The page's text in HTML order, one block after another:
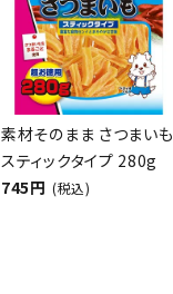
素材そのまま さつまいも
スティックタイプ 280g
745円 (税込)